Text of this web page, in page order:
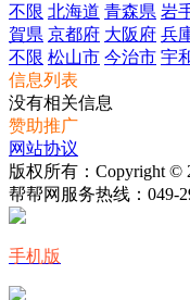
不限 北海道 青森県 岩
賀県 京都府 大阪府 兵
不限 松山市 今治市 宇
信息列表
没有相关信息
赞助推广
网站协议
版权所有：Copyright ©
帮帮网服务热线： 049-
手机版